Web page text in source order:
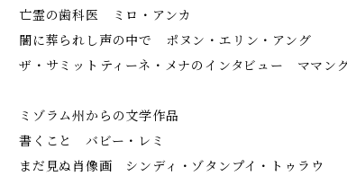
亡霊の歯科医 ミロ・アンカ
闇に葬られし声の中で ポヌン・エリン・アング
ザ・サミット――ティーネ・メナのインタビュー ママン
ミゾラム州からの文学作品
書くこと バビー・レミ
まだ見ぬ肖像画 シンディ・ゾタンプイ・トゥラウ